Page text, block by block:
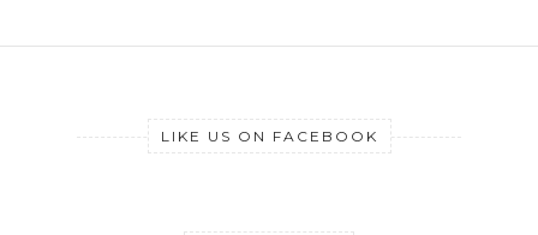
LIKE US ON FACEBOOK